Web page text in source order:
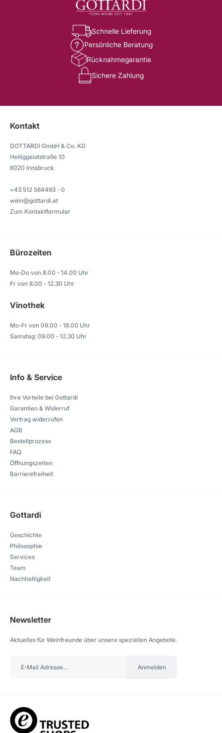
Schnelle Lieferung
Persönliche Beratung
Rücknahmegarantie
Sichere Zahlung
Kontakt
GOTTARDI GmbH & Co. KG
Heiliggeiststraße 10
6020 Innsbruck
+43 512 584493 - 0
wein@gottardi.at
Zum Kontaktformular
Bürozeiten
Mo-Do von 8.00 - 14.00 Uhr
Fr von 8.00 - 12.30 Uhr
Vinothek
Mo-Fr von 09.00 - 18.00 Uhr
Samstag: 09.00 - 12.30 Uhr
Info & Service
Ihre Vorteile bei Gottardi
Garantien & Widerruf
Vertrag widerrufen
AGB
Bestellprozess
FAQ
Öffnungszeiten
Barrierefreiheit
Gottardi
Geschichte
Philosophie
Services
Team
Nachhaltigkeit
Newsletter
Aktuelles für Weinfreunde über unsere speziellen Angebote.
Anmelden